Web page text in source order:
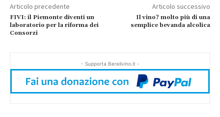
Articolo precedente
FIVI: il Piemonte diventi un
laboratorio per la riforma dei
Consorzi
Articolo successivo
Il vino? molto più di una
semplice bevanda alcolica
- Supporta Bereilvino.it -